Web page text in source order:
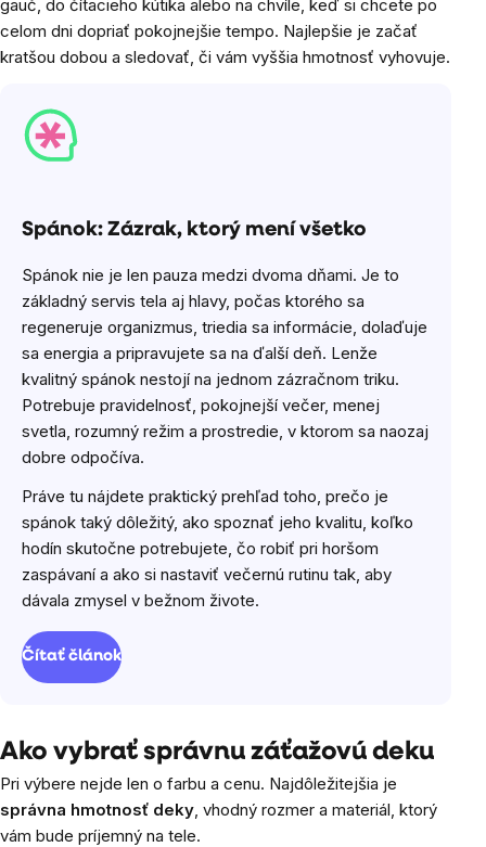
gauč, do čítacieho kútika alebo na chvíle, keď si chcete po
celom dni dopriať pokojnejšie tempo. Najlepšie je začať
kratšou dobou a sledovať, či vám vyššia hmotnosť vyhovuje.
Spánok: Zázrak, ktorý mení všetko
Spánok nie je len pauza medzi dvoma dňami. Je to
základný servis tela aj hlavy, počas ktorého sa
regeneruje organizmus, triedia sa informácie, dolaďuje
sa energia a pripravujete sa na ďalší deň. Lenže
kvalitný spánok nestojí na jednom zázračnom triku.
Potrebuje pravidelnosť, pokojnejší večer, menej
svetla, rozumný režim a prostredie, v ktorom sa naozaj
dobre odpočíva.
Práve tu nájdete praktický prehľad toho, prečo je
spánok taký dôležitý, ako spoznať jeho kvalitu, koľko
hodín skutočne potrebujete, čo robiť pri horšom
zaspávaní a ako si nastaviť večernú rutinu tak, aby
dávala zmysel v bežnom živote.
Čítať článok
Ako vybrať správnu záťažovú deku
Pri výbere nejde len o farbu a cenu. Najdôležitejšia je
správna hmotnosť deky, vhodný rozmer a materiál, ktorý
vám bude príjemný na tele.